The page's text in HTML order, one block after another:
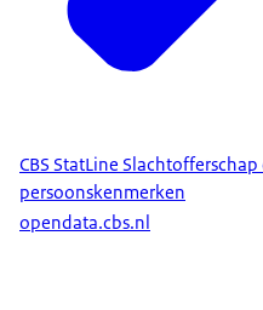
In de
internetenquêtering
aangeven.
Door wijzigingen in
CBS StatLine
persoonskenmerken
opendata.cbs.nl